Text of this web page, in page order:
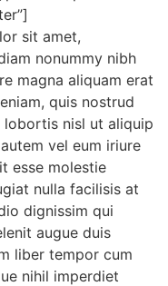
sit amet,
nonummy nibh
magna aliquam erat
quis nostrud
nisl ut aliquip
vel eum iriure
esse molestie
nulla facilisis at
dignissim qui
augue duis
liber tempor cum
nihil imperdiet